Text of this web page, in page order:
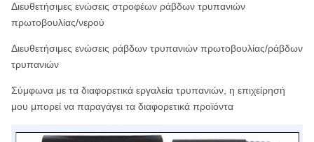
Διευθετήσιμες ενώσεις στροφέων ράβδων τρυπανιών
πρωτοβουλίας/νερού
Διευθετήσιμες ενώσεις ράβδων τρυπανιών πρωτοβουλίας/ράβδων
τρυπανιών
Σύμφωνα με τα διαφορετικά εργαλεία τρυπανιών, η επιχείρησή
μου μπορεί να παραγάγει τα διαφορετικά προϊόντα